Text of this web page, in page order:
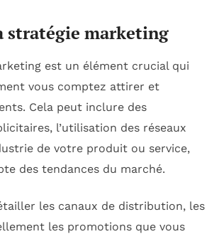
stratégie marketing
est un élément crucial qui
vous comptez attirer et
Cela peut inclure des
l’utilisation des réseaux
de votre produit ou service,
des tendances du marché.
les canaux de distribution, les
les promotions que vous